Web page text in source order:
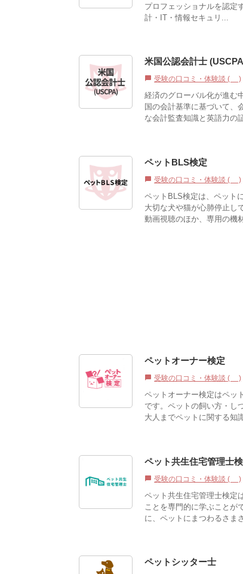
プロフェッショナルを認定
計・IT・情報セキュリ...
米国公認会計士
chat_bubble 受験の口コミ・体験談 (0)
経済のグローバル化が進む
国の会計基準に基づいて、
な会計監査知識と英語力の
ペットBLS検定
chat_bubble 受験の口コミ・体験談 (0)
ペットBLS検定は、ペット
大切な犬や猫が心肺停止し
動画視聴のほか、専用の機
ペットオーナー検定
chat_bubble 受験の口コミ・体験談 (1)
ペットオーナー検定はペッ
です。ペットの飼い方・し
大人までペットに関する知
ペット共生住宅管理士
chat_bubble 受験の口コミ・体験談 (1)
ペット共生住宅管理士検定
ことを専門的に学ぶことが
に、ペットにまつわるさま
ペットシッター士